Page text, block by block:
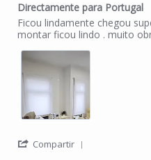
Directamente para Portugal
Review by Leila M. on 12
review stating Directamente
Ficou lindamente chegou
montar ficou lindo . muito
Compartir